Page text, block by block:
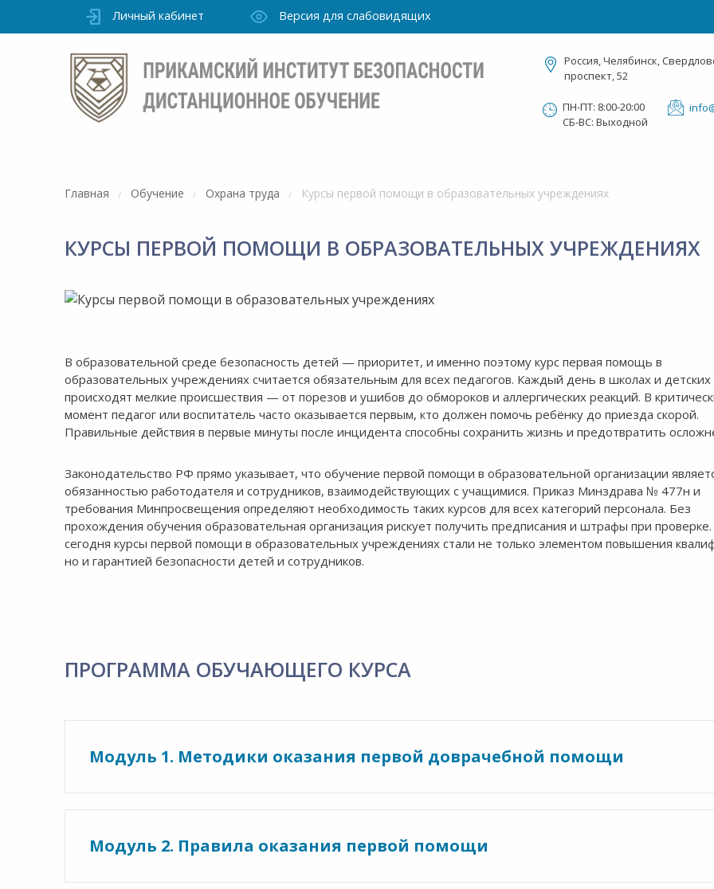
Режим
8:00-20:00
Выходной
Личный кабинет Версия для слабовидящих
Россия, Челябинск,
проспект, 52
ПН-ПТ: 8:00-20:00
СБ-ВС: Выходной
Главная Обучение Охрана труда Курсы первой помощи в образовательных учреждениях
КУРСЫ ПЕРВОЙ ПОМОЩИ В ОБРАЗОВАТЕЛЬНЫХ УЧРЕЖДЕНИЯХ
В образовательной среде безопасность детей — приоритет, и именно поэтому курс первая помощь в
образовательных учреждениях считается обязательным для всех педагогов. Каждый день в школах и детских
происходят мелкие происшествия — от порезов и ушибов до обмороков и аллергических реакций. В
момент педагог или воспитатель часто оказывается первым, кто должен помочь ребёнку до приезда скорой.
Правильные действия в первые минуты после инцидента способны сохранить жизнь и предотвратить
Законодательство РФ прямо указывает, что обучение первой помощи в образовательной организации
обязанностью работодателя и сотрудников, взаимодействующих с учащимися. Приказ Минздрава № 477н и
требования Минпросвещения определяют необходимость таких курсов для всех категорий персонала. Без
прохождения обучения образовательная организация рискует получить предписания и штрафы при
сегодня курсы первой помощи в образовательных учреждениях стали не только элементом повышения
но и гарантией безопасности детей и сотрудников.
ПРОГРАММА ОБУЧАЮЩЕГО КУРСА
Модуль 1. Методики оказания первой доврачебной помощи
Модуль 2. Правила оказания первой помощи